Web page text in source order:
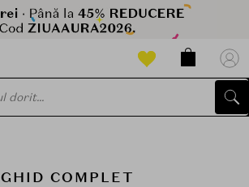
GHID COMPLET